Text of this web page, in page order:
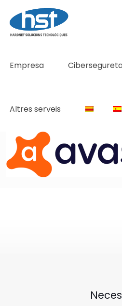
Empresa
Altres serveis